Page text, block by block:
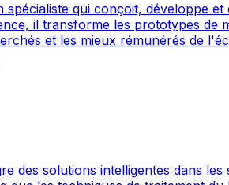
qui conçoit, développe
il transforme les prototypes de
et les mieux rémunérés de
solutions intelligentes dans